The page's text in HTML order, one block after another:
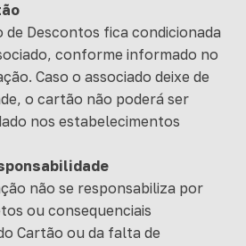
de Descontos fica condicionada
conforme informado no
Caso o associado deixe de
o cartão não poderá ser
nos estabelecimentos
não se responsabiliza por
ou consequenciais
Cartão ou da falta de